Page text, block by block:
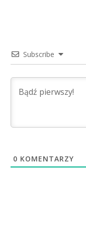
Subscribe
0 KOMENTARZY